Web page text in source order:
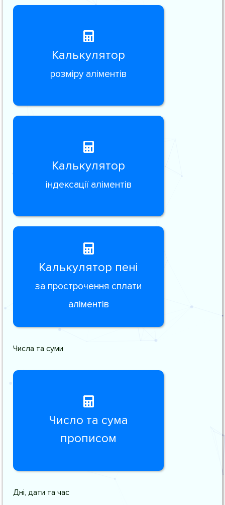
Калькулятор
розміру аліментів
Калькулятор
індексації аліментів
Калькулятор пені
за прострочення сплати
аліментів
Числа та суми
Число та сума
прописом
Дні, дати та час